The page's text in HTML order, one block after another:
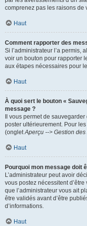
comprenez pas les raisons de
Haut
Comment rapporter des
Si l’administrateur l’a permis,
voir un bouton pour rapporter
aux étapes nécessaires pour
Haut
À quoi sert le bouton «
message ?
Il vous permet de
poster ultérieurement. Pour
(ongletAperçu --> Gestion
Haut
Pourquoi mon message doit
L’administrateur peut avoir
vous postez nécessitent
que l’administrateur vous ait
être validés avant d’être
d’informations.
Haut